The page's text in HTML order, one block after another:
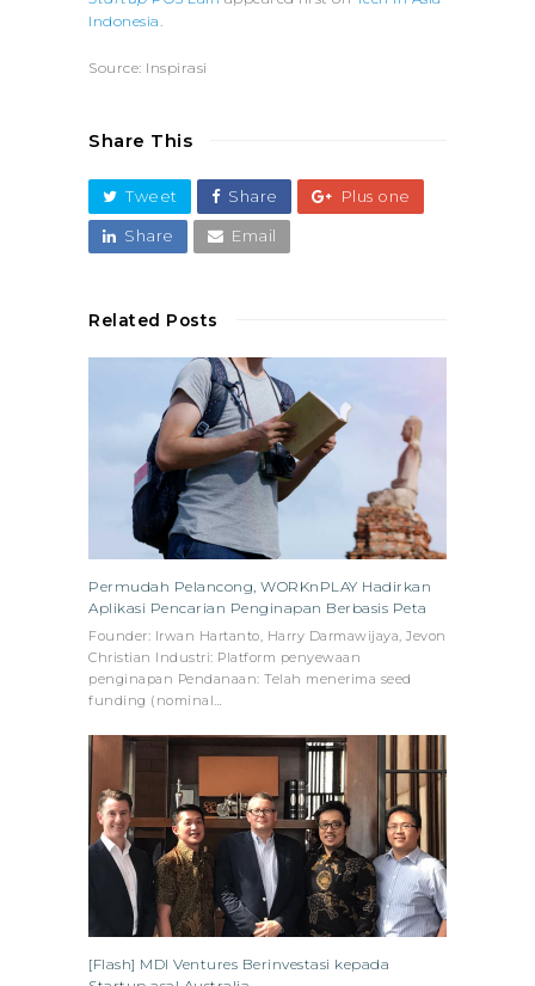
Indonesia
Source: Inspirasi
Share This
Tweet Share Plus one
Share Email
Related Posts
Permudah Pelancong, WORKnPLAY Hadirkan
Aplikasi Pencarian Penginapan Berbasis Peta
Founder: Irwan Hartanto, Harry Darmawijaya, Jevon
Christian Industri: Platform penyewaan
penginapan Pendanaan: Telah menerima seed
funding (nominal…
[Flash] MDI Ventures Berinvestasi kepada